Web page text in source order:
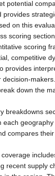
potential
provides
on this
scoring
scoring
competitive
provides
decision-makers.
down the
breakdowns
each
compares
recent supply